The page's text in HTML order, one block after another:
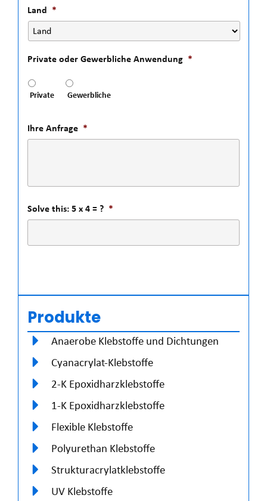
Land *
Private oder Gewerbliche Anwendung *
Private Gewerbliche
Ihre Anfrage *
Solve this: 5 x 4 = ? *
Produkte
Anaerobe Klebstoffe und Dichtungen
Cyanacrylat-Klebstoffe
2-K Epoxidharzklebstoffe
1-K Epoxidharzklebstoffe
Flexible Klebstoffe
Polyurethan Klebstoffe
Strukturacrylatklebstoffe
UV Klebstoffe